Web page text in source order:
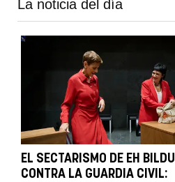
La noticia del día
EL SECTARISMO DE EH BILDU
CONTRA LA GUARDIA CIVIL: